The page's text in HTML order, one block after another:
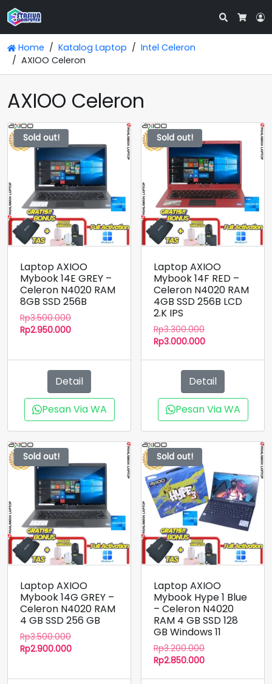
Search
Home Katalog Laptop
Intel Celeron
AXIOO Celeron
AXIOO Celeron
Sold out!
Laptop AXIOO
Mybook 14E GREY –
Celeron N4020 RAM
8GB SSD 256B
Rp3.500.000Harga
aslinya
Rp2.950.000Harga
Rp2.950.000.
Detail
Pesan Via WA
Sold out!
Laptop AXIOO
Mybook 14F RED –
Celeron N4020 RAM
4GB SSD 256B LCD
2.K IPS
Rp3.300.000Harga
aslinya
Rp3.000.000Harga
adalah:
Rp3.000.000.
Detail
Pesan Via WA
Sold out!
Laptop AXIOO
Mybook 14G GREY –
Celeron N4020 RAM
4 GB SSD 256 GB
Rp3.500.000Harga
aslinya
Rp2.900.000Harga
Sold out!
Laptop AXIOO
Mybook Hype 1 Blue
– Celeron N4020
RAM 4 GB SSD 128
GB Windows 11
Rp3.200.000Harga
aslinya
Rp2.850.000Harga